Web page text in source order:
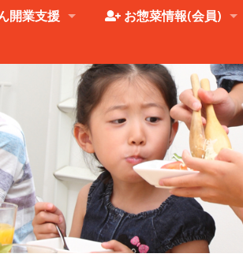
開業支援 お惣菜情報(会員)